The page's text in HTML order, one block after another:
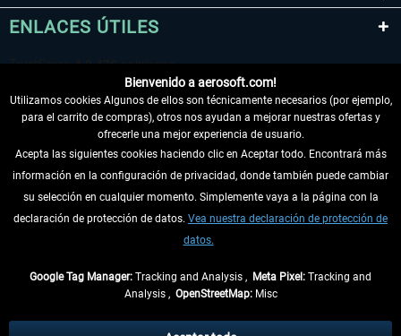
ENLACES ÚTILES
DESISTIR DEL CONTRATO
INFORMACIÓN
Bienvenido a aerosoft.com!
Utilizamos cookies Algunos de ellos son técnicamente necesarios (por ejemplo,
para el carrito de compras), otros nos ayudan a mejorar nuestras ofertas y
ofrecerle una mejor experiencia de usuario.
Acepta las siguientes cookies haciendo clic en Aceptar todo. Encontrará más
información en la configuración de privacidad, donde también puede cambiar
su selección en cualquier momento. Simplemente vaya a la página con la
declaración de protección de datos. Vea nuestra declaración de protección de
datos.
Google Tag Manager: Tracking and Analysis , Meta Pixel: Tracking and
Analysis , OpenStreetMap:Misc